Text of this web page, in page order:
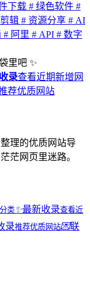
下载 # 绿色软件 #
辑 # 资源分享 # AI
# 阿里 # API # 数字
里吧 ✨
录查看近期新增网
荐优质网站
理的优质网站导
茫网页里迷路。
类✨最新收录查看近
录推荐优质网站💌联